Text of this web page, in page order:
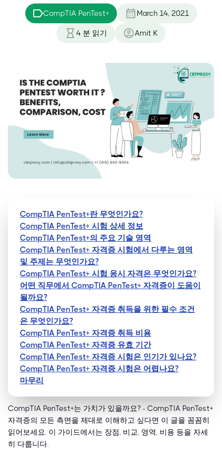
CompTIA PenTest+ March 14, 2021
4 분 읽기 Amit K
CompTIA PenTest+란 무엇인가요?
CompTIA PenTest+ 시험 상세 정보
CompTIA PenTest+의 주요 기술 영역
CompTIA PenTest+ 자격증 시험에서 다루는 영역
및 주제는 무엇인가요?
CompTIA PenTest+ 시험 응시 자격은 무엇인가요?
어떤 직무에서 CompTIA PenTest+ 자격증이 도움이
될까요?
CompTIA PenTest+ 자격증 취득을 위한 필수 조건
은 무엇인가요?
CompTIA PenTest+ 자격증 취득 비용
CompTIA PenTest+ 자격증 유효 기간
CompTIA PenTest+ 자격증 시험은 인기가 있나요?
CompTIA PenTest+ 자격증 시험은 어렵나요?
마무리
CompTIA PenTest+는 가치가 있을까요? - CompTIA PenTest+
자격증의 모든 측면을 제대로 이해하고 싶다면 이 글을 꼼꼼히
읽어보세요. 이 가이드에서는 장점, 비교, 영역, 비용 등을 자세
히 다룹니다.